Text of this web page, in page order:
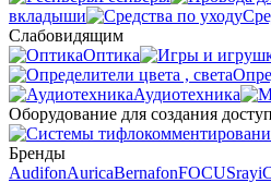
вкладыши
Слабовидящим
Оптика
Аудиотехника
Оборудование для создания
Бренды
AudifonAuricaBernafonFOCUSray